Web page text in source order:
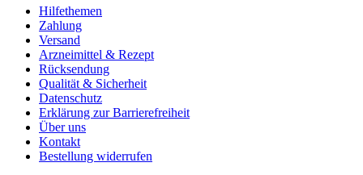
Hilfethemen
Zahlung
Versand
Arzneimittel & Rezept
Rücksendung
Qualität & Sicherheit
Datenschutz
Erklärung zur Barrierefreiheit
Über uns
Kontakt
Bestellung widerrufen